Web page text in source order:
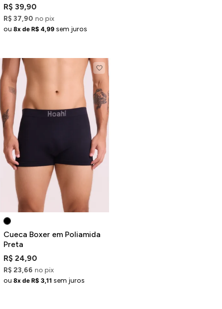
R$ 39,90
R$ 37,90 no pix
ou 8x de R$ 4,99 sem juros
Cueca Boxer em Poliamida
Preta
R$ 24,90
R$ 23,66 no pix
ou 8x de R$ 3,11 sem juros